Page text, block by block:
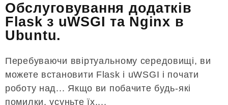
Обслуговування додатків
Flask з uWSGI та Nginx в
Ubuntu.
Перебуваючи ввіртуальному середовищі, ви
можете встановити Flask і uWSGI і почати
роботу над... Якщо ви побачите будь-які
помилки, усуньте їх,...